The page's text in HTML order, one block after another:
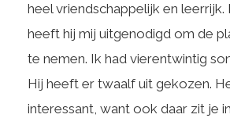
heel vriendschappelijk en
heeft hij mij uitgenodigd om de
te nemen. Ik had vierentwintig
Hij heeft er twaalf uit gekozen.
interessant, want ook daar zit je